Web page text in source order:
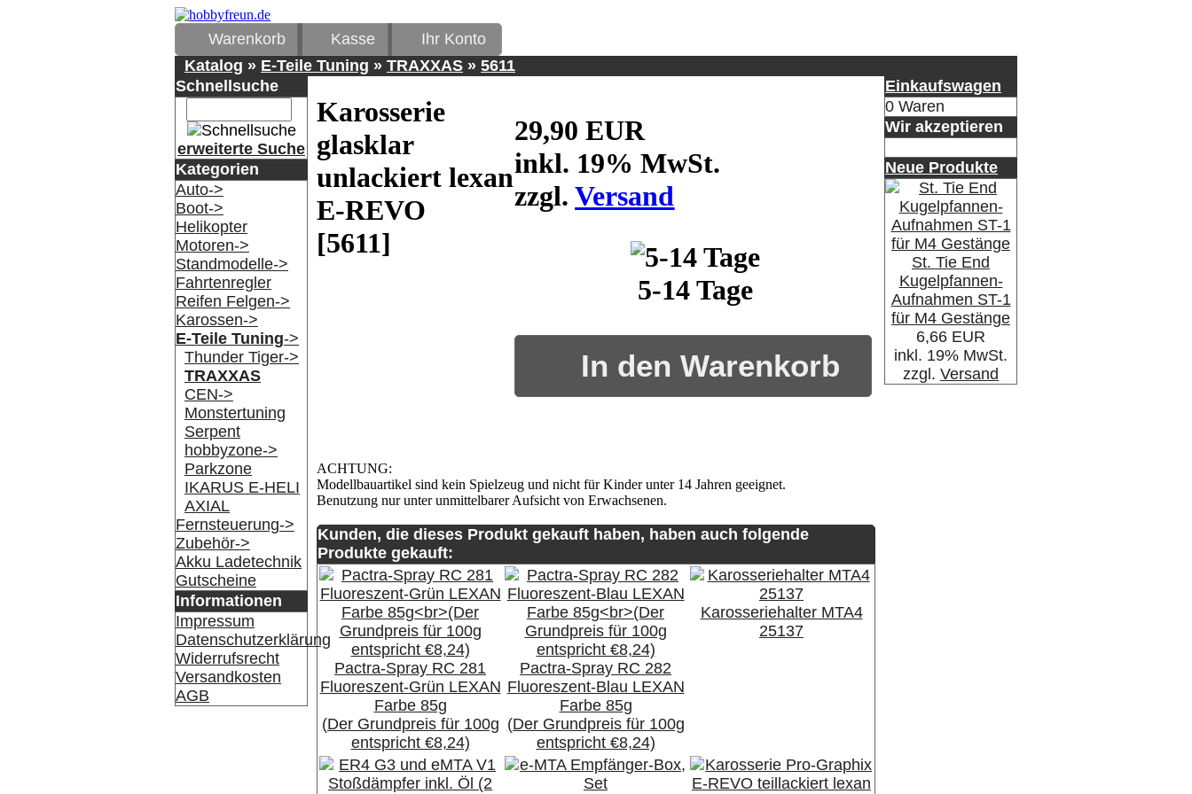
Warenkorb Kasse
Ihr Konto
Katalog » E-Teile Tuning » TRAXXAS » 5611
29,90 EUR
inkl. 19% MwSt.
zzgl.Versand
5-14 Tage
In den Warenkorb
Karosserie
glasklar
unlackiert lexan
E-REVO
[5611]
ACHTUNG:
Modellbauartikel sind kein Spielzeug und nicht für Kinder unter 14 Jahren geeignet.
Benutzung nur unter unmittelbarer Aufsicht von Erwachsenen.
Kunden, die dieses Produkt gekauft haben, haben auch folgende
Produkte gekauft:
Pactra-Spray RC 281
Fluoreszent-Grün LEXAN
Farbe 85g
(Der Grundpreis für 100g
entspricht €8,24)
Pactra-Spray RC 282
Fluoreszent-Blau LEXAN
Farbe 85g
(Der Grundpreis für 100g
entspricht €8,24)
Karosseriehalter MTA4
25137
Schnellsuche
erweiterte Suche
Kategorien
Auto->
Boot->
Helikopter
Motoren->
Standmodelle->
Fahrtenregler
Reifen Felgen->
Karossen->
E-Teile Tuning->
Thunder Tiger->
TRAXXAS
CEN->
Monstertuning
Serpent
hobbyzone->
Parkzone
IKARUS E-HELI
AXIAL
Fernsteuerung->
Zubehör->
Akku Ladetechnik
Gutscheine
Informationen
Impressum
Datenschutzerklärung
Widerrufsrecht
Versandkosten
AGB
Einkaufswagen
0 Waren
Wir akzeptieren
Neue Produkte
St. Tie End
Kugelpfannen-
Aufnahmen ST-1
für M4 Gestänge
6,66 EUR
inkl. 19% MwSt.
zzgl. Versand